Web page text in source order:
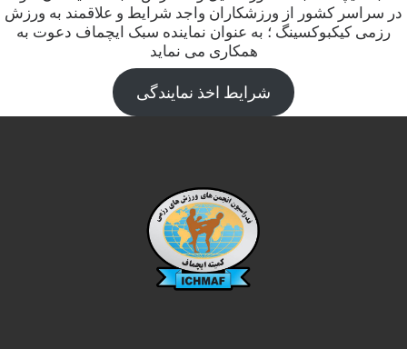
در سراسر کشور از ورزشکاران واجد شرایط و علاقمند به ورزش
رزمی کیکبوکسینگ ؛ به عنوان نماینده سبک ایچماف دعوت به
همکاری می نماید
شرایط اخذ نمایندگی